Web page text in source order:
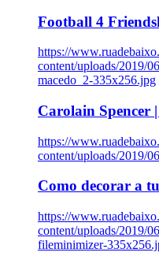
Football 4
https://
content/uploads/2019/
macedo_2-335x256.jpg
Carolain Spencer
https://
content/uploads/2019/
Como decorar a
https://
content/uploads/2019/
fileminimizer-